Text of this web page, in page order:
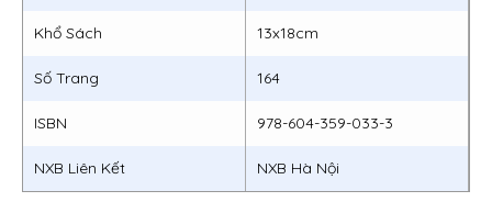
Khổ Sách 13x18cm
Số Trang 164
ISBN 978-604-359-033-3
NXB Liên Kết NXB Hà Nội